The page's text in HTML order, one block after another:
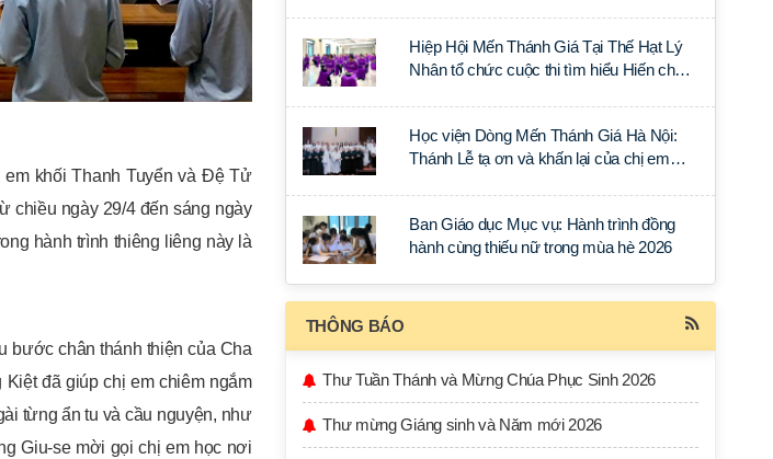
khối Thanh Tuyển và Đệ Tử
chiều ngày 29/4 đến sáng ngày
hành trình thiêng liêng này là
bước chân thánh thiện của Cha
đã giúp chị em chiêm ngắm
từng ẩn tu và cầu nguyện, như
Giu-se mời gọi chị em học nơi
Hiệp Hội Mến Thánh Giá Tại Thế Hạt Lý
Nhân tổ chức cuộc thi tìm hiểu Hiến chế
Học viện Dòng Mến Thánh Giá Hà Nội:
Thánh Lễ tạ ơn và khấn lại của chị em
Ban Giáo dục Mục vụ: Hành trình đồng
hành cùng thiếu nữ trong mùa hè 2026
THÔNG BÁO
Thư Tuần Thánh và Mừng Chúa Phục Sinh 2026
Thư mừng Giáng sinh và Năm mới 2026